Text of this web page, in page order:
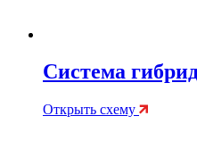
Система
Открыть схему